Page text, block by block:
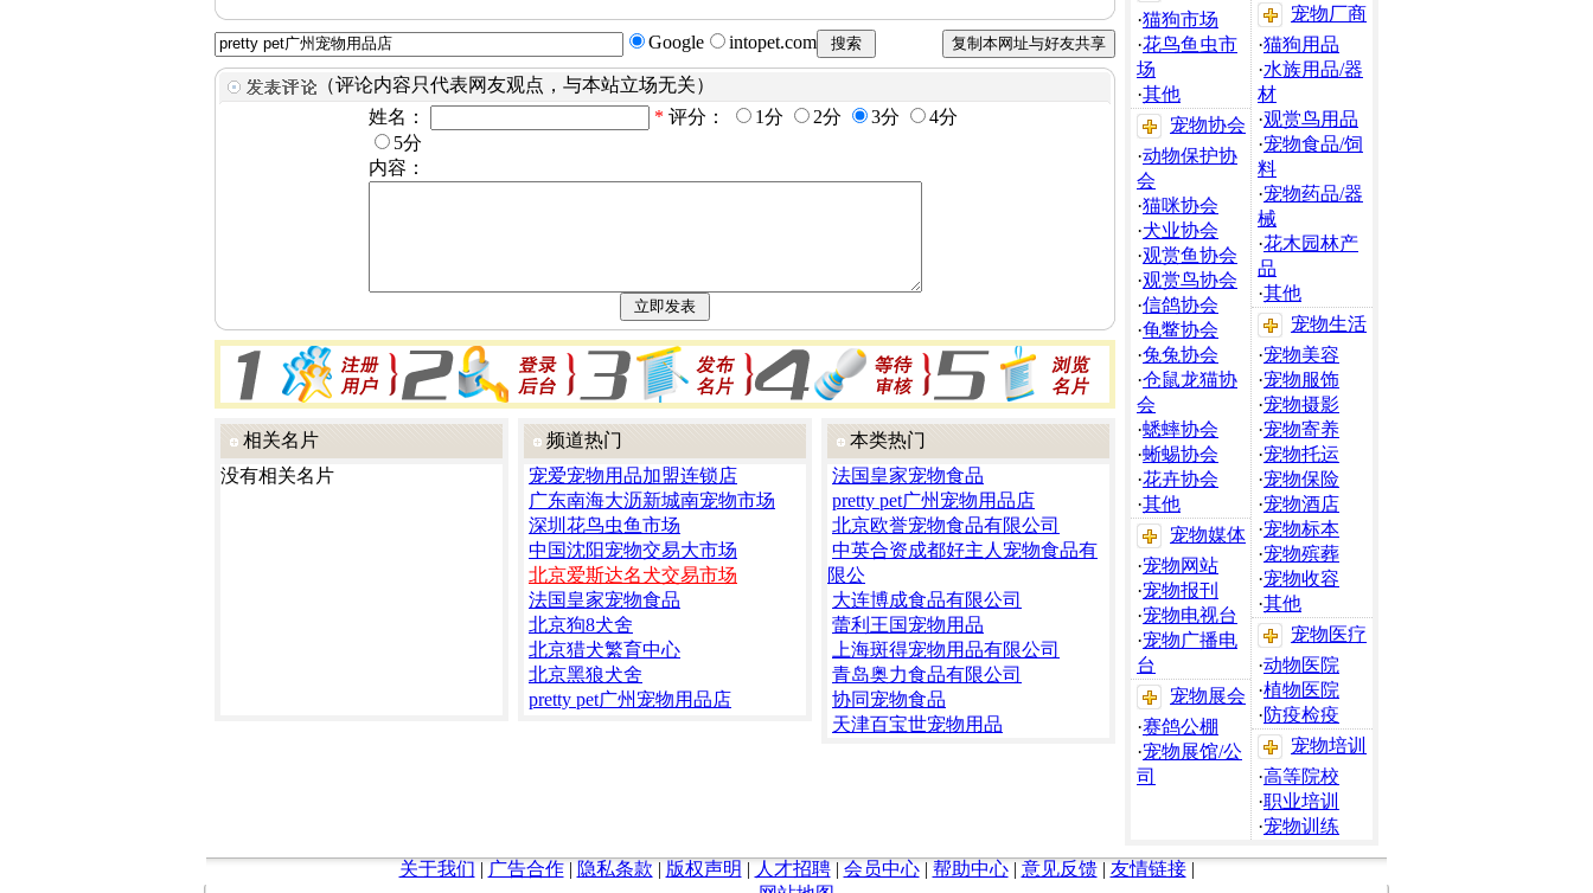
Google intopet.com
（评论内容只代表网友观点，与本站立场无关）
姓名：
* 评分： 1分 2分 3分
4分
5分
内容：
相关名片
没有相关名片
频道热门
宠爱宠物用品加盟连锁店
广东南海大沥新城南宠物市场
深圳花鸟虫鱼市场
中国沈阳宠物交易大市场
北京爱斯达名犬交易市场
法国皇家宠物食品
北京狗8犬舍
北京猎犬繁育中心
北京黑狼犬舍
pretty pet广州宠物用品店
本类热门
法国皇家宠物食品
pretty pet广州宠物用品店
北京欧誉宠物食品有限公司
中英合资成都好主人宠物食品有
限公
大连博成食品有限公司
蕾利王国宠物用品
上海斑得宠物用品有限公司
青岛奥力食品有限公司
协同宠物食品
天津百宝世宠物用品
·猫狗市场
·花鸟鱼虫市
场
·其他
宠物协会
·动物保护协
会
·猫咪协会
·犬业协会
·观赏鱼协会
·观赏鸟协会
·信鸽协会
·龟鳖协会
·兔兔协会
·仓鼠龙猫协
会
·蟋蟀协会
·蜥蜴协会
·花卉协会
·其他
宠物媒体
·宠物网站
·宠物报刊
·宠物电视台
·宠物广播电
台
宠物展会
·赛鸽公棚
·宠物展馆/公
司
宠物厂商
·猫狗用品
·水族用品/器
材
·观赏鸟用品
·宠物食品/饲
料
·宠物药品/器
械
·花木园林产
品
·其他
宠物生活
·宠物美容
·宠物服饰
·宠物摄影
·宠物寄养
·宠物托运
·宠物保险
·宠物酒店
·宠物标本
·宠物殡葬
·宠物收容
·其他
宠物医疗
·动物医院
·植物医院
·防疫检疫
宠物培训
·高等院校
·职业培训
·宠物训练
关于我们 | 广告合作| 隐私条款 | 版权声明 | 人才招聘| 会员中心| 帮助中心| 意见反馈| 友情链接|